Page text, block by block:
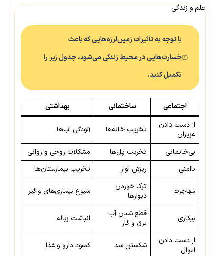
علم و زندگی
با توجه به تأثیرات زمین‌لرزه‌هایی که باعث
خسارت‌هایی در محیط زندگی می‌شود، جدول زیر را
تکمیل کنید.
اجتماعی ساختمانی
بهداشتی
از دست دادن
عزیزان
تخریب خانه‌ها آلودگی آب‌ها
بی‌خانمانی تخریب پل‌ها
مشکلات روحی و روانی
ناامنی
ریزش آوار تخریب بیمارستان‌ها
مهاجرت
ترک خوردن
دیوارها
شیوع بیماری‌های واگیر
بیکاری
قطع شدن آب،
برق و گاز
انباشت زباله
از دست دادن
اموال
شکستن سد کمبود دارو و غذا